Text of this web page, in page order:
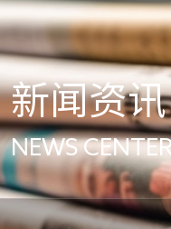
新闻资讯
NEWS